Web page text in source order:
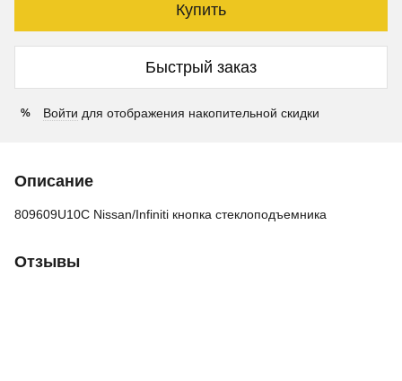
Купить
Быстрый заказ
% Войти для отображения накопительной скидки
Описание
809609U10C Nissan/Infiniti кнопка стеклоподъемника
Отзывы